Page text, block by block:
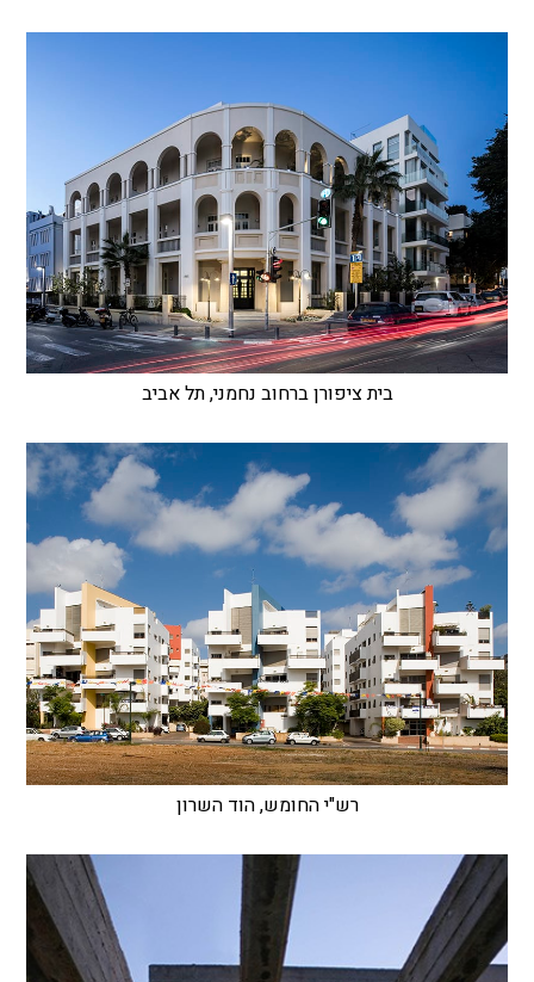
בית ציפורן ברחוב נחמני, תל אביב
רש"י החומש, הוד השרון